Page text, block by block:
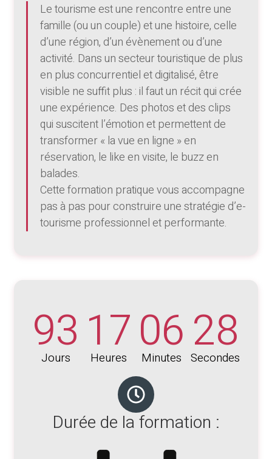
Le tourisme est une rencontre entre une
famille (ou un couple) et une histoire, celle
d’une région, d’un évènement ou d’une
activité. Dans un secteur touristique de plus
en plus concurrentiel et digitalisé, être
visible ne suffit plus : il faut un récit qui crée
une expérience. Des photos et des clips
qui suscitent l’émotion et permettent de
transformer « la vue en ligne » en
réservation, le like en visite, le buzz en
balades.
Cette formation pratique vous accompagne
pas à pas pour construire une stratégie d’e-
tourisme professionnel et performante.
93
Jours 17
Heures 06
Minutes 27
Secondes
Durée de la formation :